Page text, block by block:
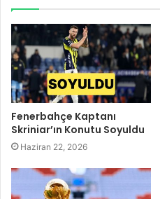
Fenerbahçe Kaptanı
Skriniar’ın Konutu Soyuldu
Haziran 22, 2026